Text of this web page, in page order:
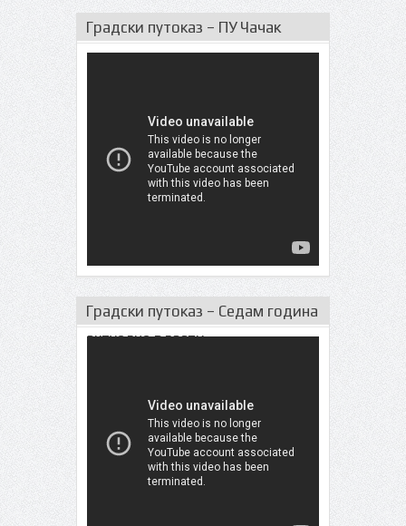
Градски путоказ – ПУ Чачак
Градски путоказ – Седам година
актуeлне власти